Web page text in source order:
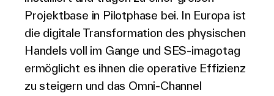
Projektbase in Pilotphase bei. In Europa ist
die digitale Transformation des physischen
Handels voll im Gange und SES-imagotag
ermöglicht es ihnen die operative Effizienz
zu steigern und das Omni-Channel